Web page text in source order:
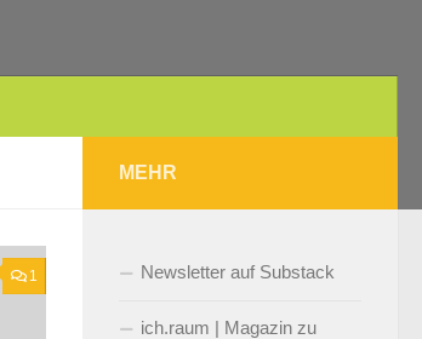
1
MEHR
Newsletter auf Substack
ich.raum | Magazin zu